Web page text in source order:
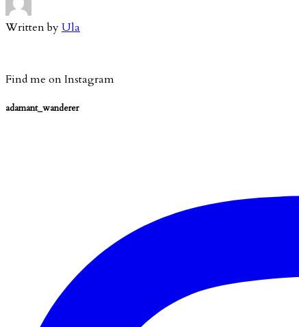
Written byUla
Find me on Instagram
adamant_wanderer